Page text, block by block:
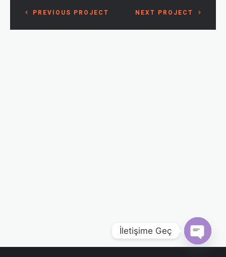
PREVIOUS PROJECT NEXT PROJECT
İletişime Geç
Open